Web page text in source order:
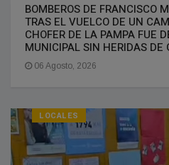
BOMBEROS DE FRANCISCO
TRAS EL VUELCO DE UN
CHOFER DE LA PAMPA FUE
MUNICIPAL SIN HERIDAS DE
06 Agosto, 2026
LOCALES